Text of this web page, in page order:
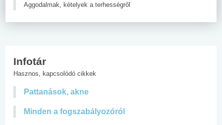
Aggodalmak, kételyek a terhességről
Infotár
Hasznos, kapcsolódó cikkek
Pattanások, akne
Minden a fogszabályozóról